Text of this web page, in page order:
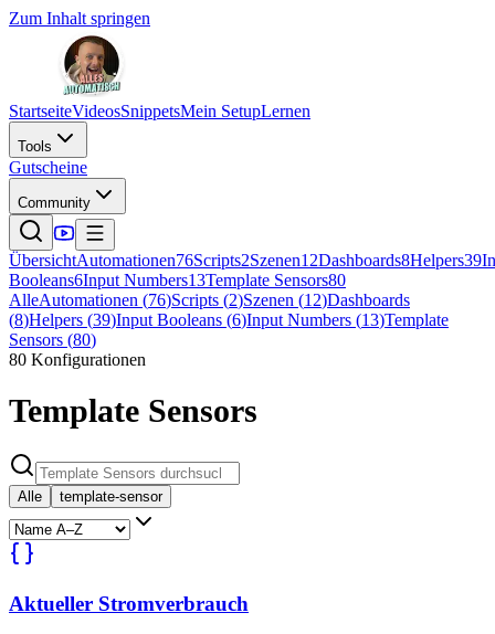
Zum Inhalt springen
StartseiteVideosSnippetsMein SetupLernen
Tools
Gutscheine
Community
ÜbersichtAutomationen76Scripts2Szenen12Dashboards8Helpers39
Booleans6Input Numbers13Template Sensors80
AlleAutomationen (76)Scripts (2)Szenen (12)Dashboards
(8)Helpers (39)Input Booleans (6)Input Numbers (13)Template
Sensors (80)
80 Konfigurationen
Template Sensors
Alle template-sensor
Aktueller Stromverbrauch